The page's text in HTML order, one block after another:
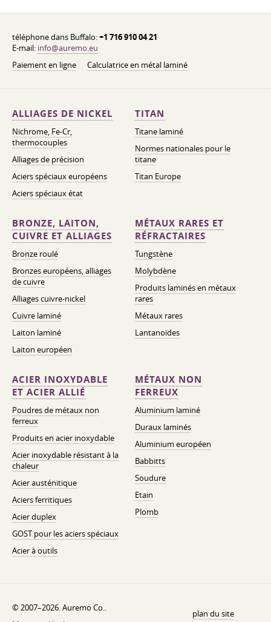
téléphone dans Buffalo:+1 716 910 04 21
E-mail: info@auremo.eu
Paiement en ligne
Calculatrice en métal laminé
ALLIAGES DE NICKEL
Nichrome, Fe-Cr,
thermocouples
Alliages de précision
Aciers spéciaux européens
Aciers spéciaux état
TITAN
Titane laminé
Normes nationales pour le
titane
Titan Europe
BRONZE, LAITON,
CUIVRE ET ALLIAGES
Bronze roulé
Bronzes européens, alliages
de cuivre
Alliages cuivre-nickel
Cuivre laminé
Laiton laminé
Laiton européen
MÉTAUX RARES ET
RÉFRACTAIRES
Tungstène
Molybdène
Produits laminés en métaux
rares
Métaux rares
Lantanoïdes
ACIER INOXYDABLE
ET ACIER ALLIÉ
Poudres de métaux non
ferreux
Produits en acier inoxydable
Acier inoxydable résistant à la
chaleur
Acier austénitique
Aciers ferritiques
Acier duplex
GOST pour les aciers spéciaux
Acier à outils
MÉTAUX NON
FERREUX
Aluminium laminé
Duraux laminés
Aluminium européen
Babbitts
Soudure
Etain
Plomb
© 2007–2026. Auremo Co..
plan du site